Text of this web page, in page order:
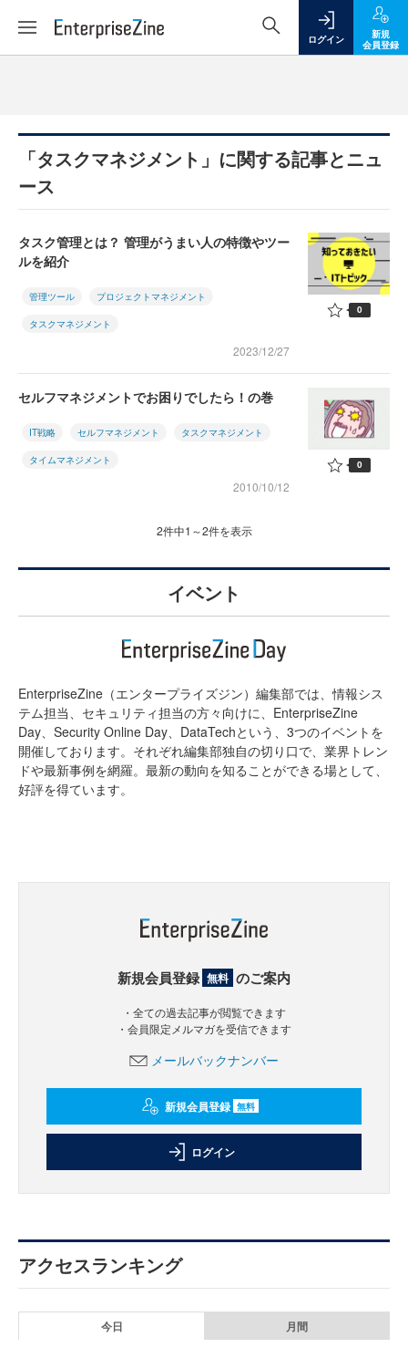
ログイン
新規
会員登録
「タスクマネジメント」に関する記事とニュ
ース
タスク管理とは？ 管理がうまい人の特徴やツー
ルを紹介
管理ツール プロジェクトマネジメント
タスクマネジメント
2023/12/27
0
セルフマネジメントでお困りでしたら！の巻
IT戦略 セルフマネジメント タスクマネジメント
タイムマネジメント
2010/10/12
0
2件中1～2件を表示
イベント
EnterpriseZine（エンタープライズジン）編集部では、情報シス
テム担当、セキュリティ担当の方々向けに、EnterpriseZine
Day、Security Online Day、DataTechという、3つのイベントを
開催しております。それぞれ編集部独自の切り口で、業界トレン
ドや最新事例を網羅。最新の動向を知ることができる場として、
好評を得ています。
新規会員登録 無料 のご案内
・全ての過去記事が閲覧できます
・会員限定メルマガを受信できます
メールバックナンバー
新規会員登録 無料
ログイン
アクセスランキング
今日 月間